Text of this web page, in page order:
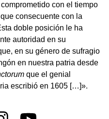
con el tiempo
consecuente con la
doble posición le ha
autoridad en su
en su género de sufragio
en nuestra patria desde
que el genial
escribió en 1605 […]».